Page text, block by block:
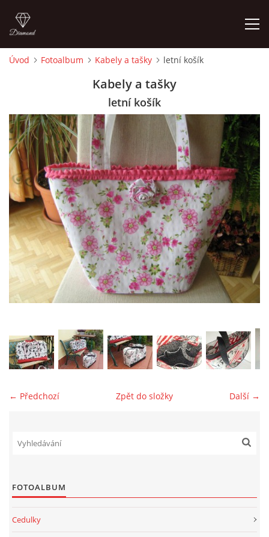
CEDULKY
MOJE POSLEDNÍ PRÁCE
jk-laguna@seznam.cz
Úvod Fotoalbum Kabely a tašky letní košík
Kabely a tašky
letní košík
← Předchozí Další →
Zpět do složky
FOTOALBUM
Cedulky